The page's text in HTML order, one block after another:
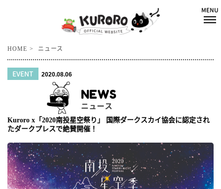
HOME ニュース
EVENT 2020.08.06
NEWS
ニュース
Kuroro x「2020南投星空祭り」 国際ダークスカイ協会に認定され
たダークプレスで絶賛開催！